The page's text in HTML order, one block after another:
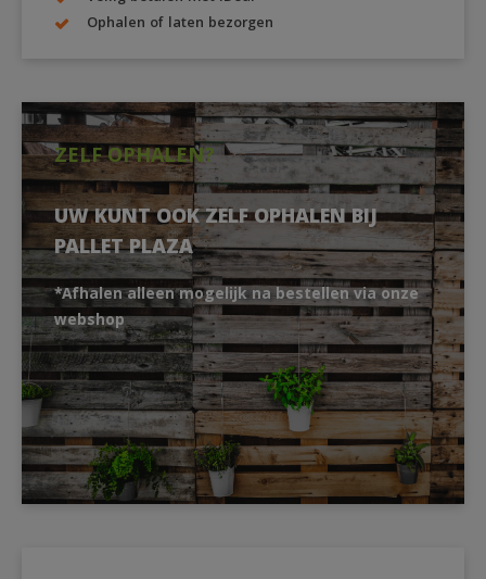
Ophalen of laten bezorgen
ZELF OPHALEN?
UW KUNT OOK ZELF OPHALEN BIJ
PALLET PLAZA
*Afhalen alleen mogelijk na bestellen via onze
webshop